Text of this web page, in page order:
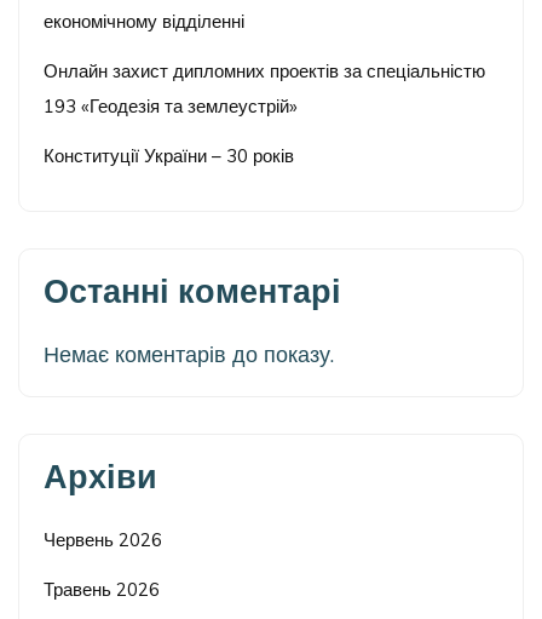
економічному відділенні
Онлайн захист дипломних проектів за спеціальністю
193 «Геодезія та землеустрій»
Конституції України – 30 років
Останні коментарі
Немає коментарів до показу.
Архіви
Червень 2026
Травень 2026